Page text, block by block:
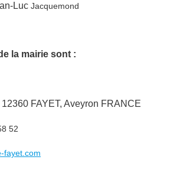
Luc Jacquemond
la mairie sont :
12360 FAYET, Aveyron FRANCE
52
fayet.com